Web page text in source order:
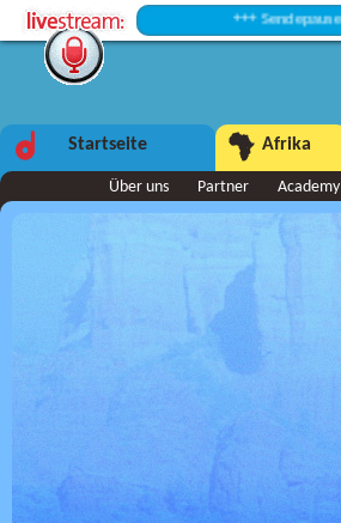
+++ Sendepause +++
Startseite Afrika
Über uns Partner Academy